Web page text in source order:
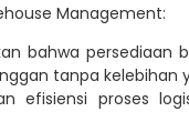
Management:
bahwa
tanpa kelebihan
efisiensi proses